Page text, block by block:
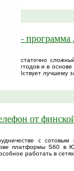
— программа
достаточно
методов и в
способствует лучшему
от
с
платформы S60 в
работать в сетях